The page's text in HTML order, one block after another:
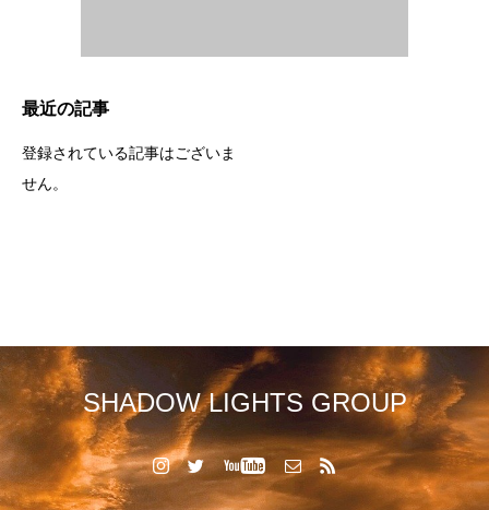
最近の記事
登録されている記事はございま
せん。
SHADOW LIGHTS GROUP